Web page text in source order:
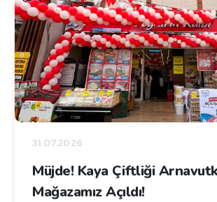
31.07.2026
Müjde! Kaya Çiftliği
Mağazamız Açıldı!